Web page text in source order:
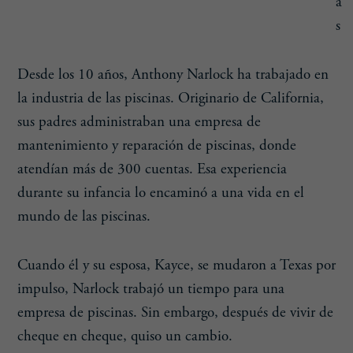
s
Desde los 10 años, Anthony Narlock ha trabajado en
la industria de las piscinas. Originario de California,
sus padres administraban una empresa de
mantenimiento y reparación de piscinas, donde
atendían más de 300 cuentas. Esa experiencia
durante su infancia lo encaminó a una vida en el
mundo de las piscinas.
Cuando él y su esposa, Kayce, se mudaron a Texas por
impulso, Narlock trabajó un tiempo para una
empresa de piscinas. Sin embargo, después de vivir de
cheque en cheque, quiso un cambio.